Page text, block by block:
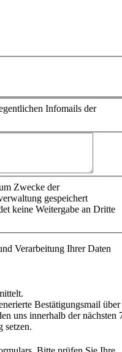
Infomails der
Zwecke der
gespeichert
keine Weitergabe an Dritte
Verarbeitung Ihrer Daten
Bestätigungsmail über
uns innerhalb der nächsten
setzen.